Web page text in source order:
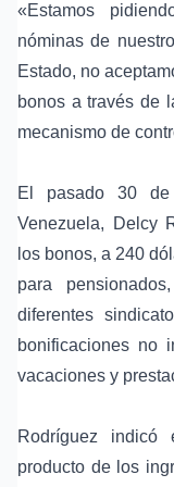
«Estamos
nóminas de
Estado, no
bonos a través de
mecanismo de
El pasado 30 de
Venezuela,
Delcy
los bonos, a 240
para
diferentes
bonificaciones no
vacaciones y
Rodríguez indicó
producto de los